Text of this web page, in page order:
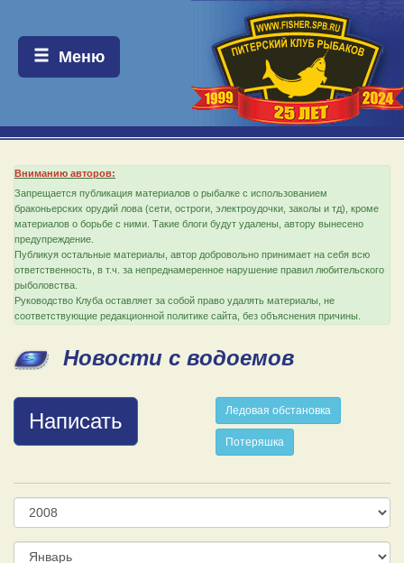
Меню:
Меню
Вниманию авторов:
Запрещается публикация материалов о рыбалке с использованием
браконьерских орудий лова (сети, остроги, электроудочки, заколы и тд), кроме
материалов о борьбе с ними. Такие блоги будут удалены, автору вынесено
предупреждение.
Публикуя остальные материалы, автор добровольно принимает на себя всю
ответственность, в т.ч. за непреднамеренное нарушение правил любительского
рыболовства.
Руководство Клуба оставляет за собой право удалять материалы, не
соответствующие редакционной политике сайта, без объяснения причины.
Новости с водоемов
Написать Ледовая обстановка
Потеряшка
Год
Месяц